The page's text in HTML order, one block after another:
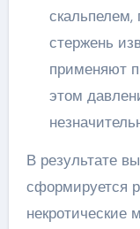
скальпелем,
стержень
применяют
этом
В результате
сформируется
некротические